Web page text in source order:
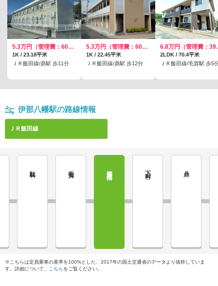
5.3万円（管理費：6000円）
1K / 23.18平米
ＪＲ飯田線/鼎駅 歩11分
5.3万円（管理費：6000円）
1K / 22.45平米
ＪＲ飯田線/鼎駅 歩12分
6.8
2LDK / 70.4平米
ＪＲ飯田線/毛賀駅 歩5
伊那八幡駅の路線情報
ＪＲ飯田線
※こちらは定員乗車の基準を100%とした、2017年の国土交通省のデータより抜粋していま
す。詳細について、
こちらをご覧ください。